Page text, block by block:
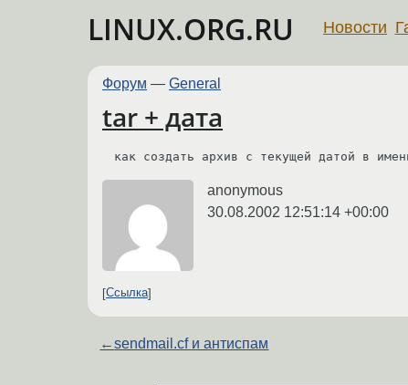
LINUX.ORG.RU Новости
Форум — General
tar + дата
как создать архив с текущей датой в
anonymous
30.08.2002 12:51:14 +00:00
Ссылка
←sendmail.cf и антиспам